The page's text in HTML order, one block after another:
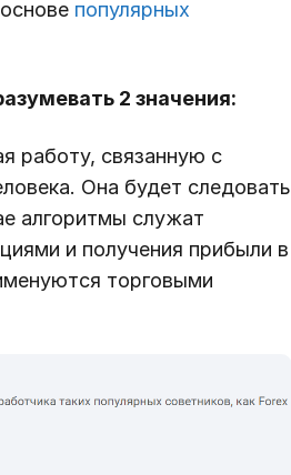
популярных
2 значения:
работу, связанную с
Она будет следовать
алгоритмы служат
и получения прибыли в
торговыми